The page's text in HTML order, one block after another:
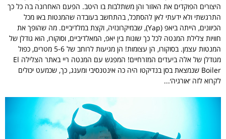
היצורים הפוקדים את האזור והן משתלבות בו היטב. הפעם האחרונה בה כל כך
התרגשתי ולא ידעתי לאן להסתכל, בהתחשב בעובדה שהמנטות באו מכל
הכיוונים, הייתה ביאפ (Yap), שבמיקרונזיה, וקצת במלדיביים. מה שהופך את
חוויות צלילת המנטה לכל כך שונות בין יאפ, המאלדיביים, וסוקורו, הוא גודלן של
המנטות עצמן. בסוקורו, הן עצומות! הן מגיעות לרוחב של 5-6 מטרים, כפול
מגודלן של אלה ביעדים המזרחיים! המפגש עם המנטה ריי באתר הצלילה El
Boiler שנמצאת בסן בנדיקטו היה כה אינטנסיבי ומענג, כך, שכמעט יכולים
לקרוא לזה ׳אורגיה׳...